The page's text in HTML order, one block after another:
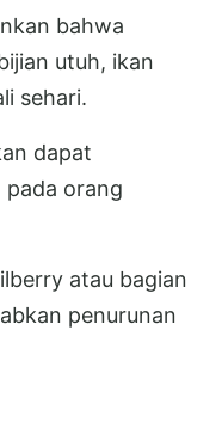
bahwa
utuh, ikan
sehari.
dapat
pada orang
atau bagian
penurunan